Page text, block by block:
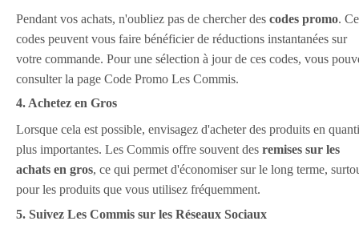
Pendant vos achats, n'oubliez pas de chercher des codes promo.
codes peuvent vous faire bénéficier de réductions instantanées sur
votre commande. Pour une sélection à jour de ces codes, vous
consulter la page Code Promo Les Commis.
4. Achetez en Gros
Lorsque cela est possible, envisagez d'acheter des produits en
plus importantes. Les Commis offre souvent des remises sur les
achats en gros, ce qui permet d'économiser sur le long terme,
pour les produits que vous utilisez fréquemment.
5. Suivez Les Commis sur les Réseaux Sociaux